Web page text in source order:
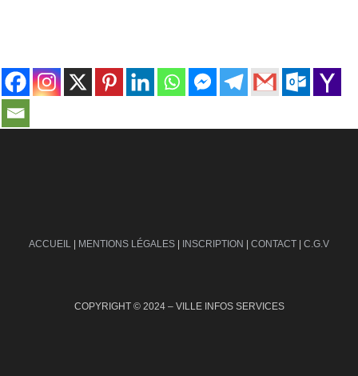
ACCUEIL | MENTIONS LÉGALES | INSCRIPTION | CONTACT | C.G.V
COPYRIGHT © 2024 – VILLE INFOS SERVICES